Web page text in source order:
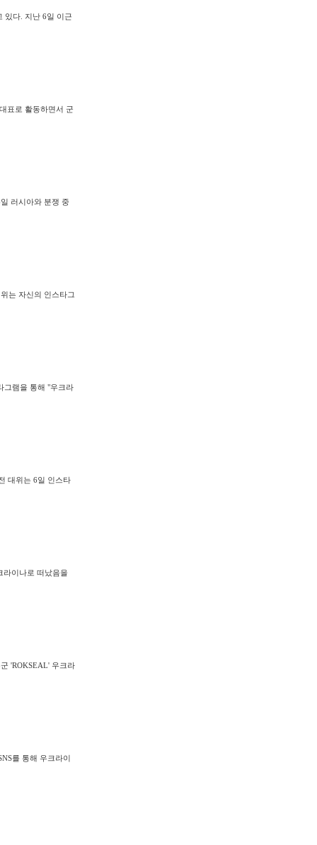
있다. 지난 6일 이근
표로 활동하면서 군
러시아와 분쟁 중
는 자신의 인스타그
그램을 통해 "우크라
대위는 6일 인스타
라이나로 떠났음을
'ROKSEAL' 우크라
를 통해 우크라이